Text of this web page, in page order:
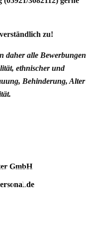
zu!
daher alle Bewerbungen
ethnischer und
Behinderung, Alter
GmbH